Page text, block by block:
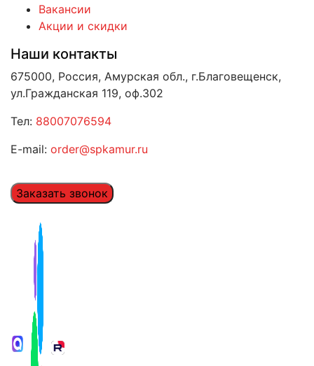
Вакансии
Акции и скидки
Наши контакты
675000, Россия, Амурская обл., г.Благовещенск,
ул.Гражданская 119, оф.302
Тел: 88007076594
E-mail: order@spkamur.ru
Заказать звонок